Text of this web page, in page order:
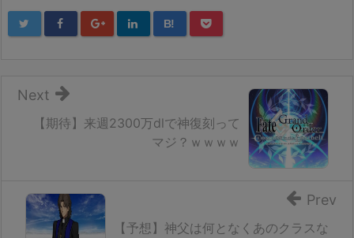
B!
【期待】来週2300万dlで神復刻って
マジ？ｗｗｗｗ
Next
【予想】神父は何となくあのクラスな
Prev